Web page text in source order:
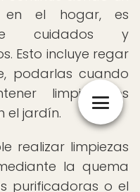
en el hogar, es
cuidados y
Esto incluye regar
podarlas cuando
limpios los
el jardín.
realizar limpiezas
la quema
purificadoras o el